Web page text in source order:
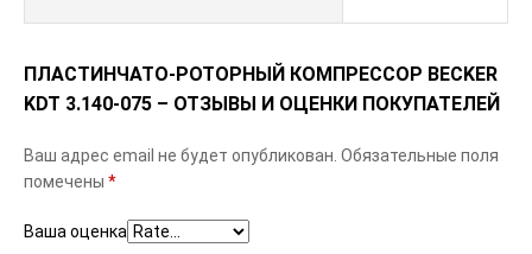
ПЛАСТИНЧАТО-РОТОРНЫЙ КОМПРЕССОР BECKER
KDT 3.140-075 – ОТЗЫВЫ И ОЦЕНКИ ПОКУПАТЕЛЕЙ
Ваш адрес email не будет опубликован. Обязательные поля
помечены *
Ваша оценка